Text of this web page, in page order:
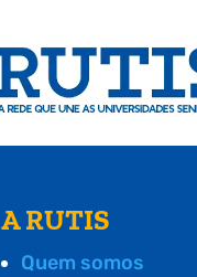
A RUTIS
Quem somos